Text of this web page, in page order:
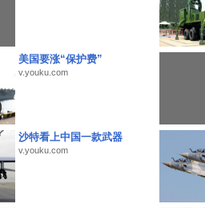
美国要涨“保护费”
v.youku.com
沙特看上中国一款武器
v.youku.com